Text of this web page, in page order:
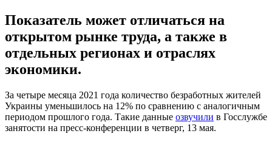
Показатель может отличаться на
открытом рынке труда, а также в
отдельных регионах и отраслях
экономики.
За четыре месяца 2021 года количество безработных жителей
Украины уменьшилось на 12% по сравнению с аналогичным
периодом прошлого года. Такие данные озвучили в Госслужбе
занятости на пресс-конференции в четверг, 13 мая.